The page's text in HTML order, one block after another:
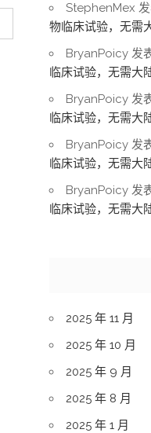
StephenMex
物临床试验，无需
BryanPoicy 发
临床试验，无需大
BryanPoicy 发
临床试验，无需大
BryanPoicy 发
临床试验，无需大
BryanPoicy 发
临床试验，无需大
2025 年 11 月
2025 年 10 月
2025 年 9 月
2025 年 8 月
2025 年 1 月